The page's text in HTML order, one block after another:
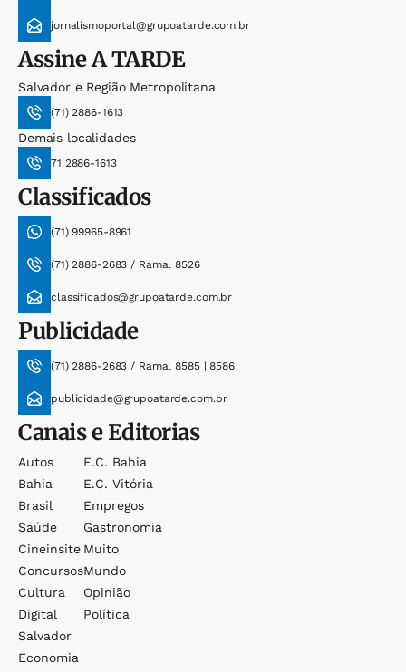
jornalismoportal@grupoatarde.com.br
AssineA TARDE
Salvador e Região Metropolitana
(71) 2886-1613
Demais localidades
71 2886-1613
Classificados
(71) 99965-8961
(71) 2886-2683 / Ramal 8526
classificados@grupoatarde.com.br
Publicidade
(71) 2886-2683 / Ramal 8585 | 8586
publicidade@grupoatarde.com.br
Canais e Editorias
Autos
Bahia
Brasil
Saúde
Cineinsite
Concursos
Cultura
Digital
Salvador
Economia
E.c. Bahia
E.c. Vitória
Empregos
Gastronomia
Muito
Mundo
Opinião
Política